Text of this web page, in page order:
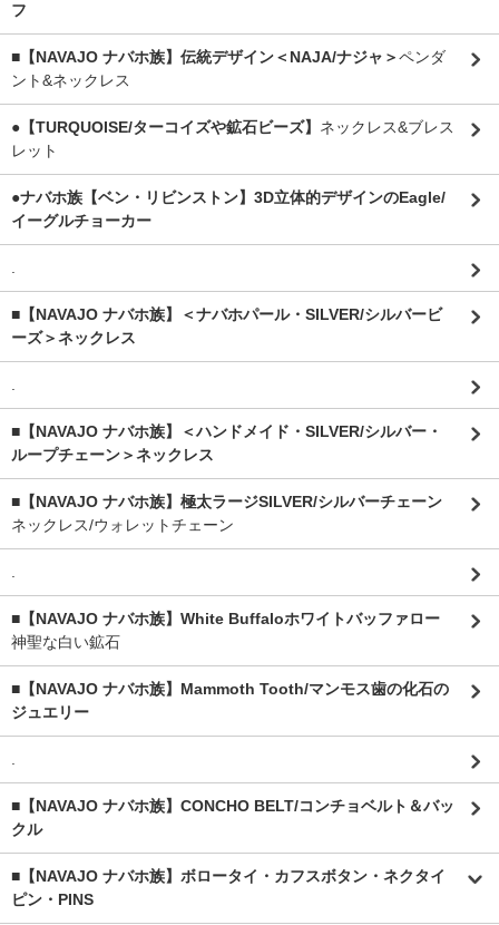
フ
■【NAVAJO ナバホ族】伝統デザイン＜NAJA/ナジャ＞ペンダ
ント&ネックレス
●【TURQUOISE/ターコイズや鉱石ビーズ】 ネックレス&ブレス
レット
●ナバホ族【ベン・リビンストン】3D立体的デザインのEagle/
イーグルチョーカー
■【NAVAJO ナバホ族】＜ナバホパール・SILVER/シルバービ
ーズ＞ネックレス
■【NAVAJO ナバホ族】＜ハンドメイド・SILVER/シルバー・
ループチェーン＞ネックレス
■【NAVAJO ナバホ族】極太ラージSILVER/シルバーチェーン
ネックレス/ウォレットチェーン
■【NAVAJO ナバホ族】White Buffaloホワイトバッファロー
神聖な白い鉱石
■【NAVAJO ナバホ族】Mammoth Tooth/マンモス歯の化石の
ジュエリー
■【NAVAJO ナバホ族】CONCHO BELT/コンチョベルト＆バッ
クル
■【NAVAJO ナバホ族】ボロータイ・カフスボタン・ネクタイ
ピン・PINS